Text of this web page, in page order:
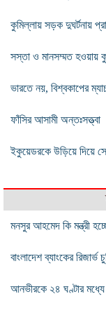
কুমিল্লায় সড়ক দুঘর্টনায়
সস্তা ও মানসম্মত হওয়ায়
ভারতে নয়, বিশ্বকাপের
ফাঁসির আসামী অন্তঃসত্ত্বা
ইকুয়েডরকে উড়িয়ে দিয়ে
মনসুর আহমেদ কি মন্ত্রী
বাংলাদেশ ব্যাংকের
আনভীরকে ২৪ ঘণ্টার মধ্যে